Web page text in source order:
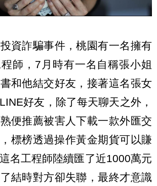
資詐騙事件，桃園有一名擁有
師，7月時有一名自稱張小姐
和他結交好友，接著這名張女
好友，除了每天聊天之外，
便推薦被害人下載一款外匯交
標榜透過操作黃金期貨可以賺
名工程師陸續匯了近1000萬元
結時對方卻失聯，最終才意識